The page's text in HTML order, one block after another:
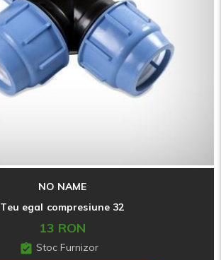
NO NAME
Teu egal compresiune 32
13 RON
Stoc Furnizor